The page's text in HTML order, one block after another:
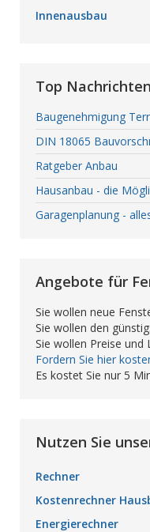
Innenausbau
Top
Baugenehmigung
DIN 18065
Ratgeber Anbau
Hausanbau - die
Garagenplanung -
Angebote für
Sie wollen neue
Sie wollen den
Sie wollen Preise und
Fordern Sie hier
Es kostet Sie nur 5
Nutzen Sie
Rechner
Kostenrechner
Energierechner